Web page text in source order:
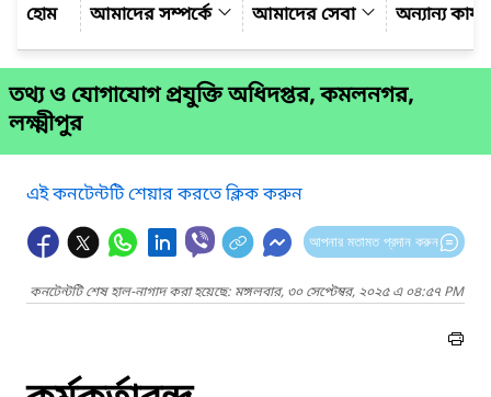
আমাদের সম্পর্কে
আমাদের সেবা অন্যান্য
তথ্য ও যোগাযোগ প্রযুক্তি অধিদপ্তর, কমলনগর,
লক্ষ্মীপুর
এই কনটেন্টটি শেয়ার করতে ক্লিক করুন
আপনার মতামত প্রদান করুন
কনটেন্টটি শেষ হাল-নাগাদ করা হয়েছে: মঙ্গলবার, ৩০ সেপ্টেম্বর, ২০২৫ এ ০৪:৫৭ PM